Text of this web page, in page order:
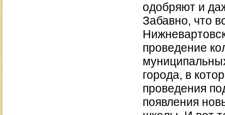
одобряют и
Забавно, что
проведение
города, в
проведения
появления